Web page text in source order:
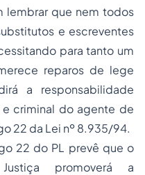
que nem todos
e escreventes
para tanto um
reparos de lege
a responsabilidade
criminal do agente de
22 da Lei nº 8.935/94.
22 do PL prevê que o
promoverá a